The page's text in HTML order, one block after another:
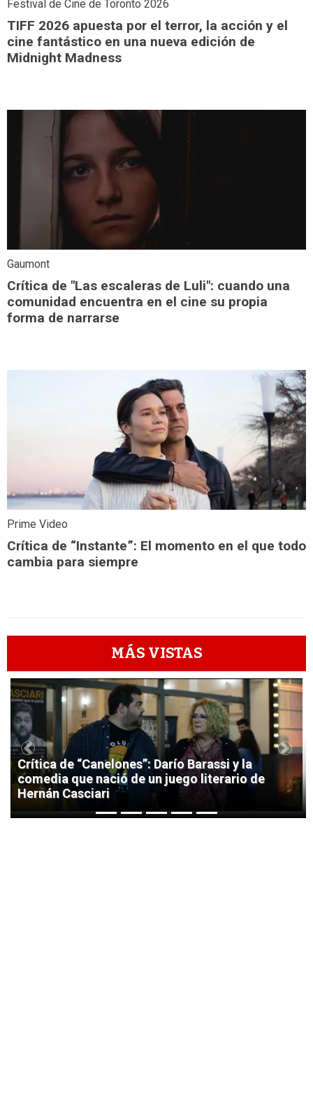
Festival de Cine de Toronto 2026
TIFF 2026 apuesta por el terror, la acción y el
cine fantástico en una nueva edición de
Midnight Madness
Gaumont
Crítica de "Las escaleras de Luli": cuando una
comunidad encuentra en el cine su propia
forma de narrarse
Prime Video
Crítica de “Instante”: El momento en el que todo
cambia para siempre
MÁS VISTAS
1
Crítica de “Canelones”: Darío Barassi y la
comedia que nació de un juego literario de
Hernán Casciari
Previous Next